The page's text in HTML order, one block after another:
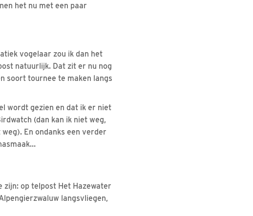
het nu met een paar
vogelaar zou ik dan het
natuurlijk. Dat zit er nu nog
soort tournee te maken langs
wordt gezien en dat ik er niet
(dan kan ik niet weg,
En ondanks een verder
zijn: op telpost Het Hazewater
langsvliegen,